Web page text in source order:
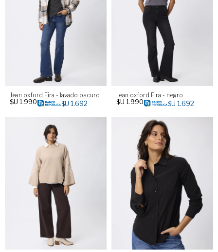
Jean oxford Fira - lavado oscuro
$U 1.990 $U 1.692
Jean oxford Fira - negro
$U 1.990 $U 1.692